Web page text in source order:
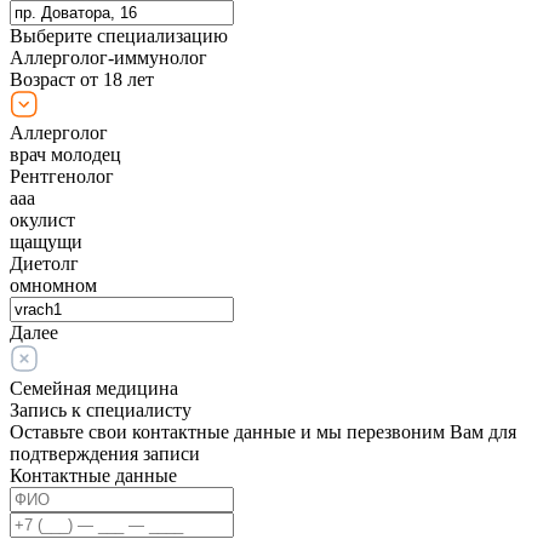
Выберите специализацию
Аллерголог-иммунолог
Возраст от 18 лет
Аллерголог
врач молодец
Рентгенолог
ааа
окулист
щащущи
Диетолг
омномном
Далее
Семейная медицина
Запись к специалисту
Оставьте свои контактные данные и мы перезвоним Вам для
подтверждения записи
Контактные данные